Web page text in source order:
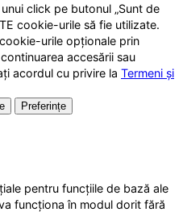
click pe butonul „Sunt de
cookie-urile să fie utilizate.
urile opționale prin
accesării sau
acordul cu privire la Termeni și
Preferințe
pentru funcțiile de bază ale
funcționa în modul dorit fără